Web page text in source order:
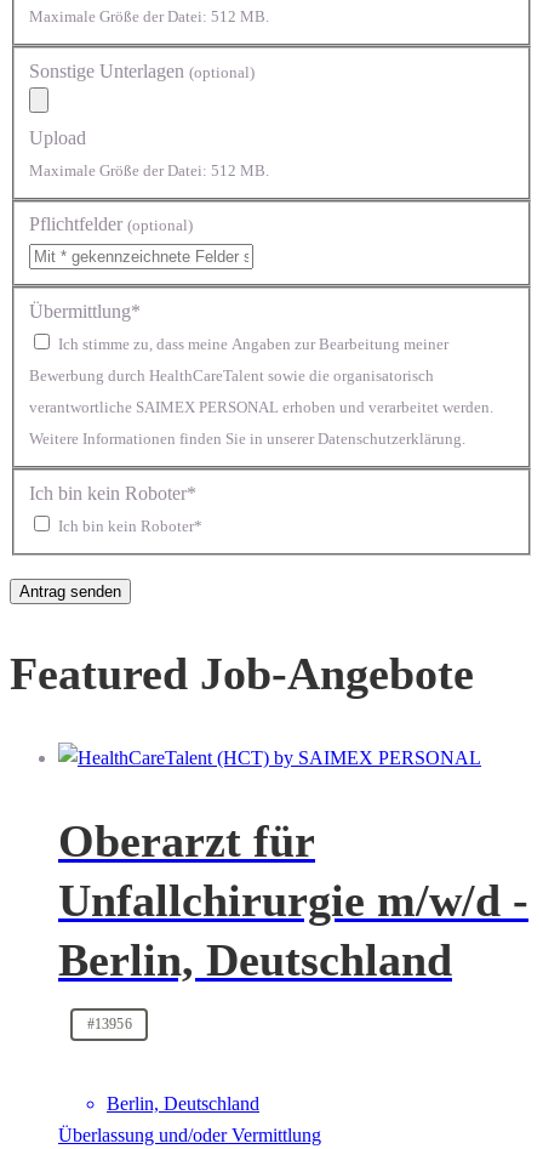
Maximale Größe der Datei: 512 MB.
Sonstige Unterlagen (optional)
Upload
Maximale Größe der Datei: 512 MB.
Pflichtfelder (optional)
Übermittlung*
Ich stimme zu, dass meine Angaben zur Bearbeitung meiner
Bewerbung durch HealthCareTalent sowie die organisatorisch
verantwortliche SAIMEX PERSONAL erhoben und verarbeitet werden.
Weitere Informationen finden Sie in unserer Datenschutzerklärung.
Ich bin kein Roboter*
Ich bin kein Roboter*
Featured Job-Angebote
Oberarzt für
Unfallchirurgie m/w/d -
Berlin, Deutschland
#13956
Berlin, Deutschland
Überlassung und/oder Vermittlung